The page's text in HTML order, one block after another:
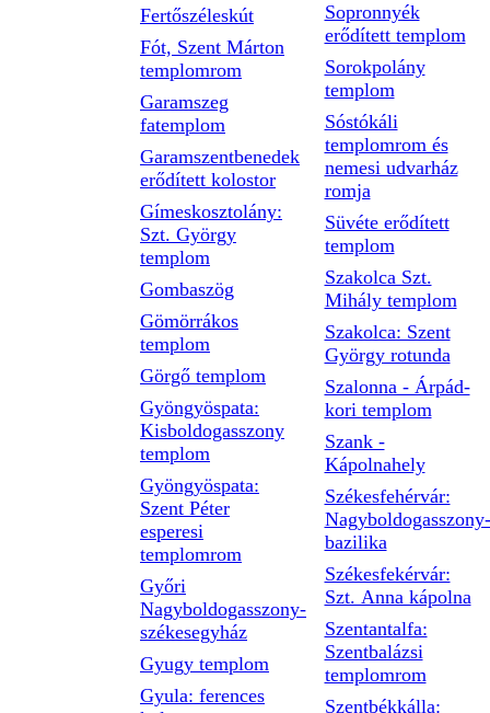
Fertőszéleskút
Fót, Szent Márton
templomrom
Garamszeg
fatemplom
Garamszentbenedek
erődített kolostor
Gímeskosztolány:
Szt. György
templom
Gombaszög
Gömörrákos
templom
Görgő templom
Gyöngyöspata:
Kisboldogasszony
templom
Gyöngyöspata:
Szent Péter
esperesi
templomrom
Győri
Nagyboldogasszony-
székesegyház
Gyugy templom
Gyula: ferences
Sopronnyék
erődített templom
Sorokpolány
templom
Sóstókáli
templomrom és
nemesi udvarház
romja
Süvéte erődített
templom
Szakolca Szt.
Mihály templom
Szakolca: Szent
György rotunda
Szalonna - Árpád-
kori templom
Szank -
Kápolnahely
Székesfehérvár:
Nagyboldogasszony-
bazilika
Székesfekérvár:
Szt. Anna kápolna
Szentantalfa:
Szentbalázsi
templomrom
Szentbékkálla: